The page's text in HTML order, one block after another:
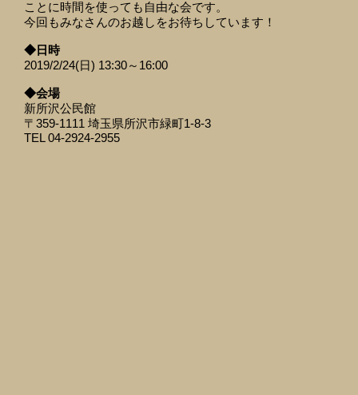
ことに時間を使っても自由な会です。
今回もみなさんのお越しをお待ちしています！
◆日時
2019/2/24(日) 13:30～16:00
◆会場
新所沢公民館
〒359-1111 埼玉県所沢市緑町1-8-3
TEL 04-2924-2955